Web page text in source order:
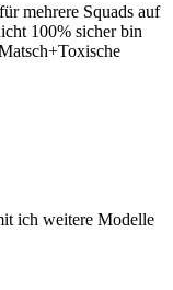
mehrere Squads auf
100% sicher bin
ich weitere Modelle